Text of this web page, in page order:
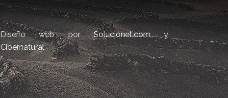
Diseño web porSolucionet.comy
Cibernatural